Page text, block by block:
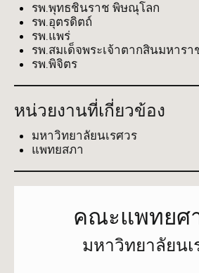
รพ.พุทธชินราช พิษณุโลก
รพ.อุตรดิตถ์
รพ.แพร่
รพ.สมเด็จพระเจ้าตากสินมหารา
รพ.พิจิตร
หน่วยงานที่เกี่ยวข้อง
มหาวิทยาลัยนเรศวร
แพทยสภา
คณะแพทยศ
มหาวิทยาลัยนเ